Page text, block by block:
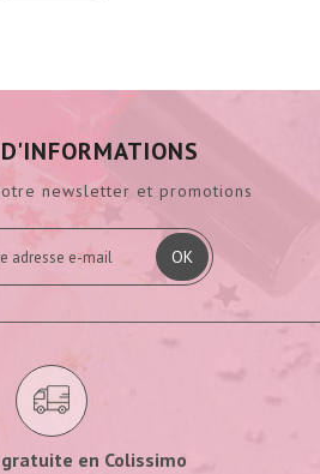
newsletter et promotions
OK
en Colissimo